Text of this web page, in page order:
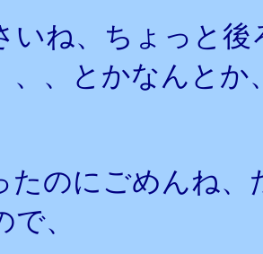
いね、ちょっと
、、とかなんとか
たのにごめんね
、